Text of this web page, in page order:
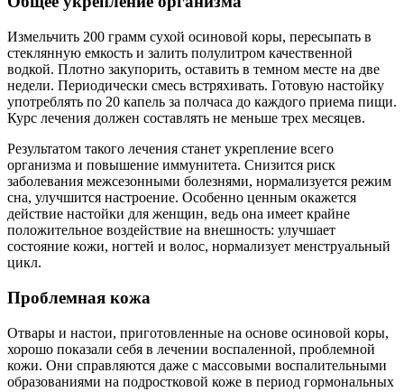
Измельчить 200 грамм сухой осиновой коры, пересыпать в
стеклянную емкость и залить полулитром качественной
водкой. Плотно закупорить, оставить в темном месте на две
недели. Периодически смесь встряхивать. Готовую настойку
употреблять по 20 капель за полчаса до каждого приема пищи.
Курс лечения должен составлять не меньше трех месяцев.
Результатом такого лечения станет укрепление всего
организма и повышение иммунитета. Снизится риск
заболевания межсезонными болезнями, нормализуется режим
сна, улучшится настроение. Особенно ценным окажется
действие настойки для женщин, ведь она имеет крайне
положительное воздействие на внешность: улучшает
состояние кожи, ногтей и волос, нормализует менструальный
цикл.
Проблемная кожа
Отвары и настои, приготовленные на основе осиновой коры,
хорошо показали себя в лечении воспаленной, проблемной
кожи. Они справляются даже с массовыми воспалительными
образованиями на подростковой коже в период гормональных